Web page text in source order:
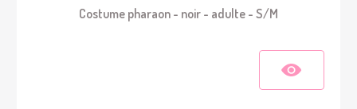
Costume pharaon - noir - adulte - S/M